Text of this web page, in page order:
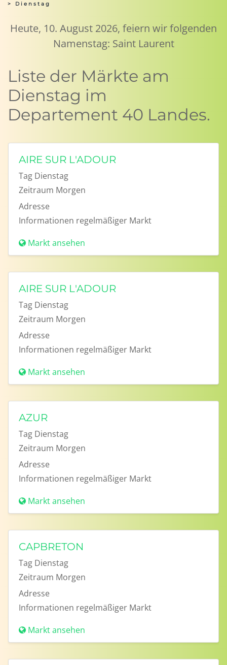
> Dienstag
Heute, 10. August 2026, feiern wir folgenden
Namenstag: Saint Laurent
Liste der Märkte am
Dienstag im
Departement 40 Landes.
AIRE SUR L'ADOUR
Tag Dienstag
Zeitraum Morgen
Adresse
Informationen regelmäßiger Markt
Markt ansehen
AIRE SUR L'ADOUR
Tag Dienstag
Zeitraum Morgen
Adresse
Informationen regelmäßiger Markt
Markt ansehen
AZUR
Tag Dienstag
Zeitraum Morgen
Adresse
Informationen regelmäßiger Markt
Markt ansehen
CAPBRETON
Tag Dienstag
Zeitraum Morgen
Adresse
Informationen regelmäßiger Markt
Markt ansehen